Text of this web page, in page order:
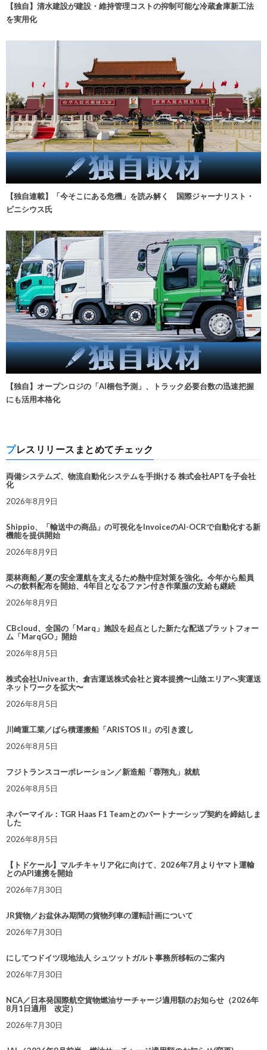
【独自】清水建設が建設・維持管理コストの抑制可能な冷蔵倉庫新工法
を実用化
【独自連載】「今そこにある危機」を読み解く 国際ジャーナリスト・
ビニシウス氏
【独自】オープンロジの「AI梱包予測」、トラック必要台数の迅速把握
にも活用本格化
プレスリリースまとめてチェック
両備システムズ、物流自動化システムを手掛ける 株式会社APTを子会社
化
2026年8月9日
Shippio、「輸送中の商品」の可視化をInvoiceのAI-OCRで自動化する新
機能を提供開始
2026年8月9日
栗林商船／夏の安全運航を支えるため熱中症対策を強化。今年から船員
への飲料配布を開始、4年目となるファン付き作業服の支給も継続
2026年8月9日
CBcloud、全国の「Marq」施設を起点とした新たな配送プラットフォー
ム「MarqGO」開始
2026年8月5日
株式会社Univearth、倉吉運送株式会社と資本提携〜山陰エリアへ実運送
ネットワークを拡大〜
2026年8月5日
川崎重工業／ばら積運搬船「ARISTOS II」の引き渡し
2026年8月5日
フジトランスコーポレーション／新造船「蓉翔丸」就航
2026年8月5日
ネバーマイル：TGR Haas F1 Teamとのパートナーシップ契約を締結しま
した
2026年8月5日
【トドケール】マルチキャリア化に向けて、2026年7月よりヤマト運輸
とのAPI連携を開始
2026年7月30日
JR貨物／お盆休み期間の貨物列車の運転計画について
2026年7月30日
にしてつドイツ現地法人 シュツットガルト事務所移転のご案内
2026年7月30日
NCA／日本発国際航空貨物燃油サーチャージ適用額のお知らせ（2026年
8月1日適用 改定）
2026年7月30日